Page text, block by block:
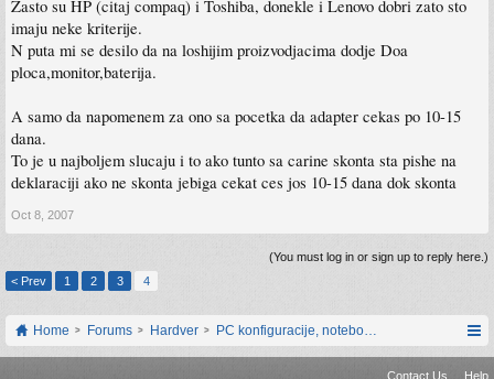
Zasto su HP (citaj compaq) i Toshiba, donekle i Lenovo dobri zato sto
imaju neke kriterije.
N puta mi se desilo da na loshijim proizvodjacima dodje Doa
ploca,monitor,baterija.
A samo da napomenem za ono sa pocetka da adapter cekas po 10-15
dana.
To je u najboljem slucaju i to ako tunto sa carine skonta sta pishe na
deklaraciji ako ne skonta jebiga cekat ces jos 10-15 dana dok skonta
Oct 8, 2007
(You must log in or sign up to reply here.)
< Prev
1 2 3 4
Home Forums Hardver PC konfiguracije, notebook računari, servis
Contact Us Help